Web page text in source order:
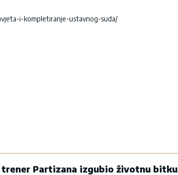
i-kompletiranje-ustavnog-suda/
trener Partizana izgubio životnu bitku